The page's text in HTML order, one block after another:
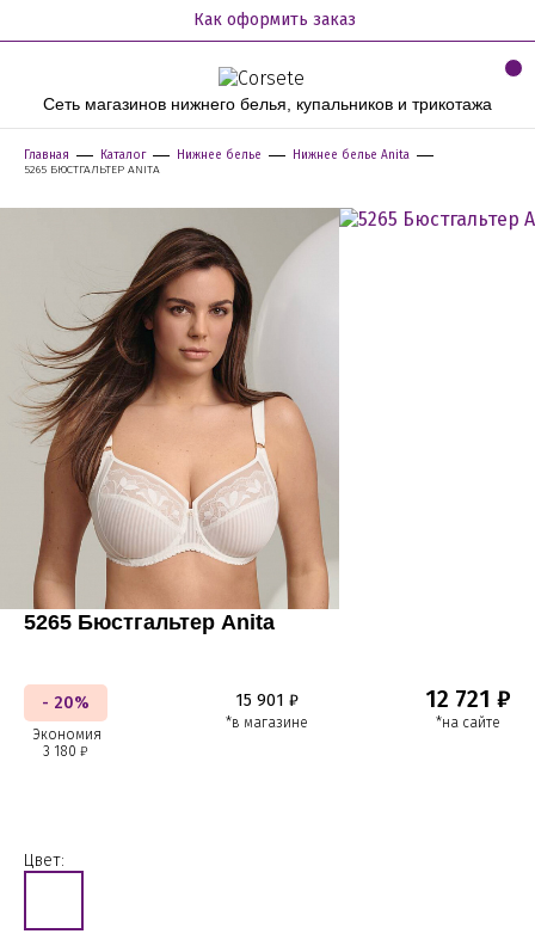
Как оформить заказ
Сеть магазинов нижнего белья, купальников и трикотажа
Главная Каталог Нижнее белье
Нижнее белье Anita
5265 БЮСТГАЛЬТЕР ANITA
5265 Бюстгальтер Anita
Цвет:
- 20%
Экономия
3 180 ₽
15 901 ₽
*в магазине
12 721 ₽
*на сайте